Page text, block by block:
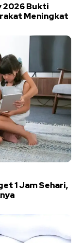
2026 Bukti
Meningkat
1 Jam Sehari,